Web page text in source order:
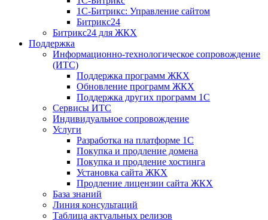
1С-Битрикс: Управление сайтом
Битрикс24
Битрикс24 для ЖКХ
Поддержка
Информационно-технологическое сопровождение
(ИТС)
Поддержка программ ЖКХ
Обновление программ ЖКХ
Поддержка других программ 1С
Сервисы ИТС
Индивидуальное сопровождение
Услуги
Разработка на платформе 1С
Покупка и продление домена
Покупка и продление хостинга
Установка сайта ЖКХ
Продление лицензии сайта ЖКХ
База знаний
Линия консультаций
Таблица актуальных релизов